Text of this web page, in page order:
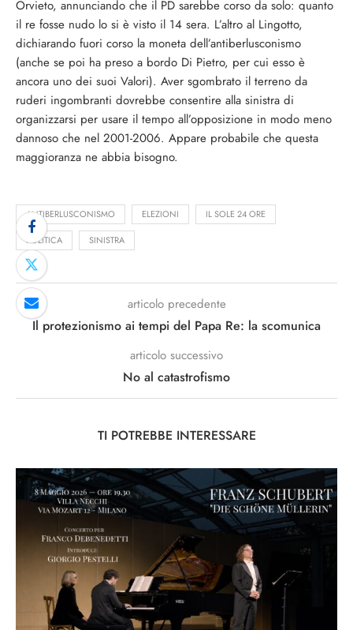
Orvieto, annunciando che il PD sarebbe corso da solo: quanto
il re fosse nudo lo si è visto il 14 sera. L’altro al Lingotto,
dichiarando fuori corso la moneta dell’antiberlusconismo
(anche se poi ha preso a bordo Di Pietro, per cui esso è
ancora uno dei suoi Valori). Aver sgombrato il terreno da
ruderi ingombranti dovrebbe consentire alla sinistra di
organizzarsi per usare il tempo all’opposizione in modo meno
dannoso che nel 2001-2006. Appare probabile che questa
maggioranza ne abbia bisogno.
ANTIBERLUSCONISMO ELEZIONI IL SOLE 24 ORE
POLITICA SINISTRA
articolo precedente
Il protezionismo ai tempi del Papa Re: la scomunica
articolo successivo
No al catastrofismo
TI POTREBBE INTERESSARE